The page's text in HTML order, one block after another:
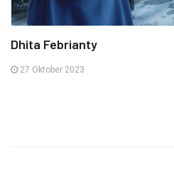
Dhita Febrianty
27 Oktober 2023